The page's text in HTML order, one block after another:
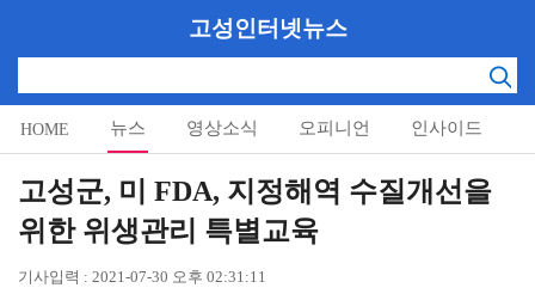
고성인터넷뉴스
HOME 뉴스 영상소식 오피니언 인사이드
알림마당
고성군, 미 FDA, 지정해역 수질개선을
위한 위생관리 특별교육
기사입력 : 2021-07-30 오후 02:31:11